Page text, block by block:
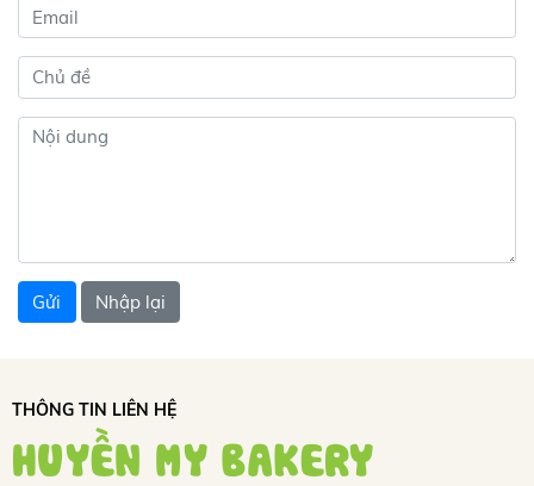
THÔNG TIN LIÊN HỆ
HUYỀN MY BAKERY